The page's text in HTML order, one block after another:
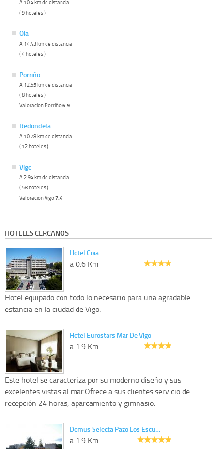
A 10.4 km de distancia
( 9 hoteles )
Oia
A 14.43 km de distancia
( 4 hoteles )
Porriño
A 12.65 km de distancia
( 8 hoteles )
Valoracion Porriño6.9
Redondela
A 10.78 km de distancia
( 12 hoteles )
Vigo
A 2.94 km de distancia
( 58 hoteles )
Valoracion Vigo7.4
HOTELES CERCANOS
Hotel Coia
a 0.6 Km
Hotel equipado con todo lo necesario para una agradable
estancia en la ciudad de Vigo.
Hotel Eurostars Mar De Vigo
a 1.9 Km
Este hotel se caracteriza por su moderno diseño y sus
excelentes vistas al mar.Ofrece a sus clientes servicio de
recepción 24 horas, aparcamiento y gimnasio.
Domus Selecta Pazo Los Escu…
a 1.9 Km